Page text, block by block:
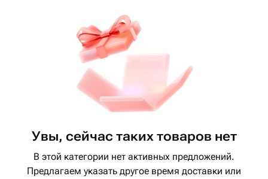
Увы, сейчас таких товаров нет
В этой категории нет активных предложений.
Предлагаем указать другое время доставки или